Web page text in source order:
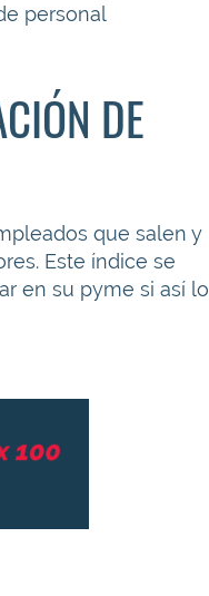
personal
DE
que salen y
Este índice se
en su pyme si así lo